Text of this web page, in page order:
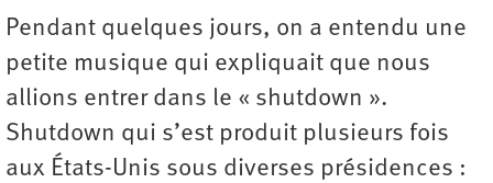
Pendant quelques jours, on a entendu une
petite musique qui expliquait que nous
allions entrer dans le « shutdown ».
Shutdown qui s’est produit plusieurs fois
aux États-Unis sous diverses présidences :